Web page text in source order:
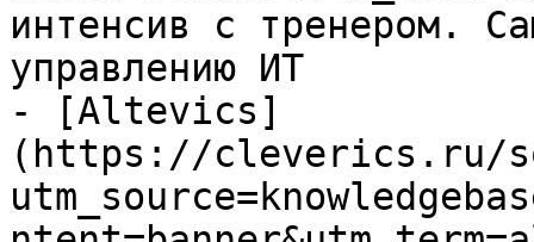
интенсив с тренером.
управлению ИТ
- [Altevics]
(https://cleverics.ru/